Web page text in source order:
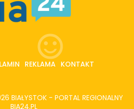
REKLAMA KONTAKT
BIAŁYSTOK - PORTAL REGIONALNY
BIA24.PL